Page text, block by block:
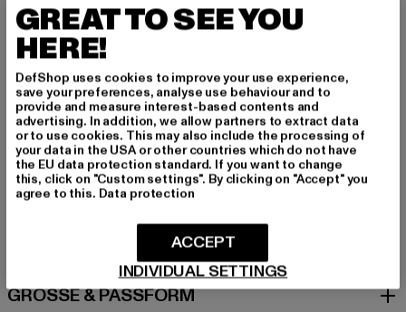
Marke: PEGADOR
Kat.: Sweaters
Farbe: grün
Hersteller Farbe: washed solid green
Materialzusammensetzung: 80% Baumwolle, 20%
Polyester
Art.Nr: PGDR6984-23199
Hersteller: The Mad Agency GmbH |
Hollefeldstraße 16 | 48282 Emsdetten | DE
GRÖSSE & PASSFORM
GREAT TO SEE YOU
HERE!
DefShop uses cookies to improve your use experience,
save your preferences, analyse use behaviour and to
provide and measure interest-based contents and
advertising. In addition, we allow partners to extract data
or to use cookies. This may also include the processing of
your data in the USA or other countries which do not have
the EU data protection standard. If you want to change
this, click on "Custom settings". By clicking on "Accept" you
agree to this. Data protection
INDIVIDUAL SETTINGS
ACCEPT